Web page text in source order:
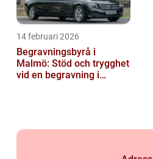
14 februari 2026
Begravningsbyrå i
Malmö: Stöd och trygghet
vid en begravning i